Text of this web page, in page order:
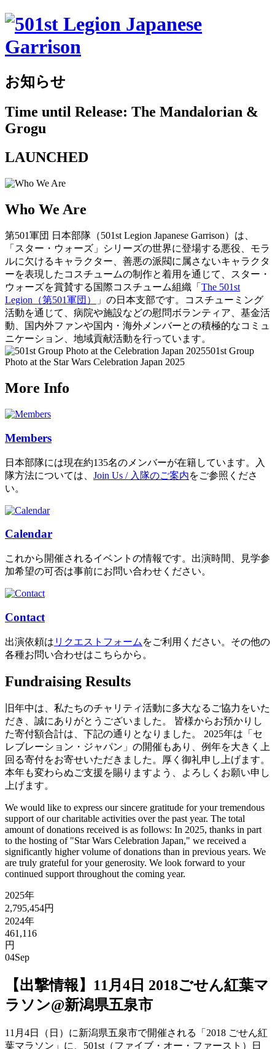
お知らせ
Time until Release: The Mandalorian &
Grogu
LAUNCHED
Who We Are
第501軍団 日本部隊（501st Legion Japanese Garrison）は、
「スター・ウォーズ」シリーズの世界に登場する悪役、モラ
ルに欠けるキャラクター、善悪の派閥に属さないキャラクタ
ーを表現したコスチュームの制作と着用を通じて、スター・
ウォーズを賞賛する国際コスチューム組織「 The 501st
Legion（第501軍団）
」の日本支部です。コスチューミング
活動を通じて、病院や施設などの慰問ボランティア、基金活
動、国内外ファンや国内・海外メンバーとの積極的なコミュ
ニケーション、地域貢献活動を行っています。
501st Group
Photo at the Star Wars Celebration Japan 2025
More Info
Members
日本部隊には現在約135名のメンバーが在籍しています。入
隊方法については、 Join Us / 入隊のご案内をご参照くださ
い。
Calendar
これから開催されるイベントの情報です。出演時間、見学参
加希望の可否は事前にお問い合わせください。
Contact
出演依頼は リクエストフォーム をご利用ください。その他の
各種お問い合わせはこちらから。
Fundraising Results
旧年中は、私たちのチャリティ活動に多大なるご協力をいた
だき、誠にありがとうございました。 皆様からお預かりし
た寄付額合計は、下記の通りとなりました。 2025年は「セ
レブレーション・ジャパン」の開催もあり、例年を大きく上
回る寄付をお寄せいただきました。厚く御礼申し上げます。
本年も変わらぬご支援を賜りますよう、よろしくお願い申し
上げます。
We would like to express our sincere gratitude for your tremendous
support of our charitable activities over the past year. The total
amount of donations received is as follows: In 2025, thanks in part
to the hosting of "Star Wars Celebration Japan," we received a
significantly higher volume of donations than in previous years. We
are truly grateful for your generosity. We look forward to your
continued support throughout the coming year.
2025年
2,795,454円
2024年
461,116
円
04Sep
【出撃情報】11月4日 2018ごせん紅葉マ
ラソン@新潟県五泉市
11月4日（日）に新潟県五泉市で開催される「2018 ごせん紅
葉マラソン」に、501st（ファイブ・オー・ファースト）日